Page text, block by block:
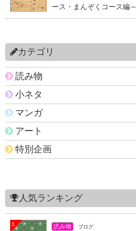
ース・まんぞくコース編～
カテゴリ
読み物
小ネタ
マンガ
アート
特別企画
人気ランキング
1 読み物 ブログ